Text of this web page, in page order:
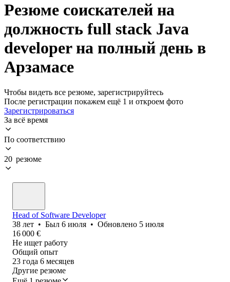
Резюме соискателей на
должность full stack Java
developer на полный день в
Арзамасе
Чтобы видеть все резюме, зарегистрируйтесь
После регистрации покажем ещё 1 и откроем фото
Зарегистрироваться
За всё время
По соответствию
20 резюме
Head of Software Developer
38 лет • Был 6 июля • Обновлено 5 июля
16 000 €
Не ищет работу
Общий опыт
23 года 6 месяцев
Другие резюме